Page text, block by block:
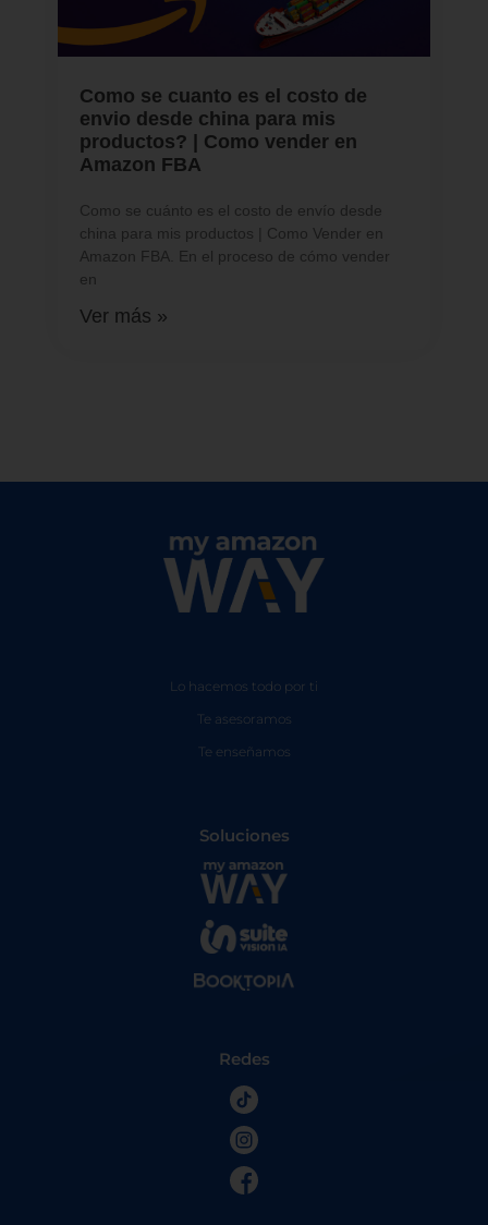
Como se cuanto es el costo de
envio desde china para mis
productos? | Como vender en
Amazon FBA
Como se cuánto es el costo de envío desde
china para mis productos | Como Vender en
Amazon FBA. En el proceso de cómo vender
en
Ver más »
Lo hacemos todo por ti
Te asesoramos
Te enseñamos
Soluciones
Redes